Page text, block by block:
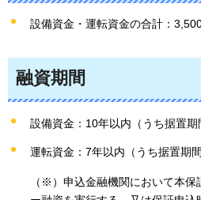
設備資金・運転資金の合計：
融資期間
設備資金：10年以内（うち据置
運転資金：7年以内（うち据置期
（※）申込金融機関において本